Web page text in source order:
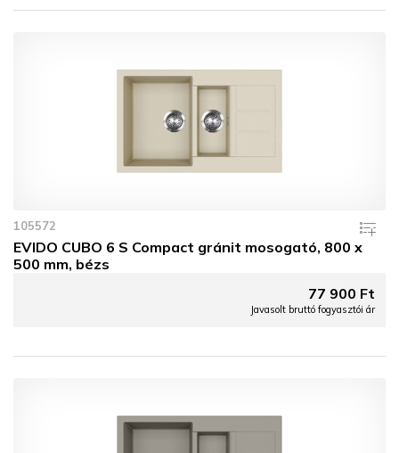
105572
EVIDO CUBO 6 S Compact gránit mosogató, 800 x
500 mm, bézs
77 900 Ft
Javasolt bruttó fogyasztói ár